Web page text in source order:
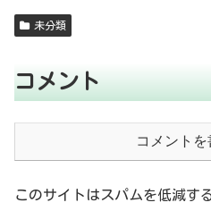
未分類
コメント
コメント
このサイトはスパムを低減す